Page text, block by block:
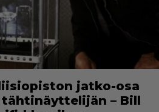
jatko-osa
– Bill